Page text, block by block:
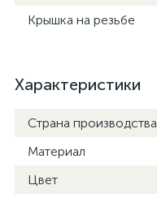
Крышка на резьбе
Характеристики
Страна производства
Материал
Цвет